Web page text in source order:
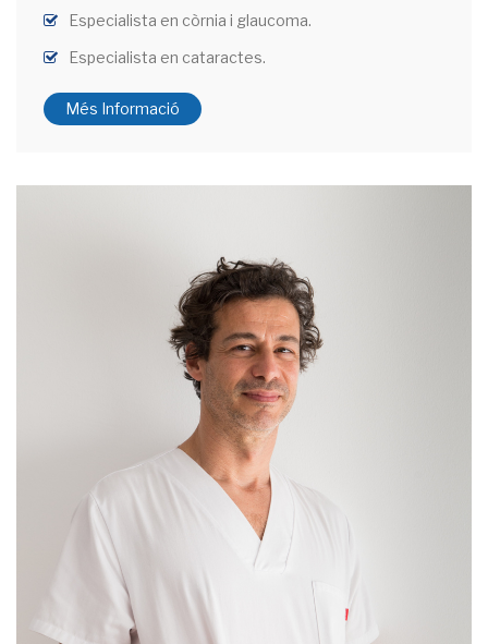
Especialista en còrnia i glaucoma.
Especialista en cataractes.
Més Informació